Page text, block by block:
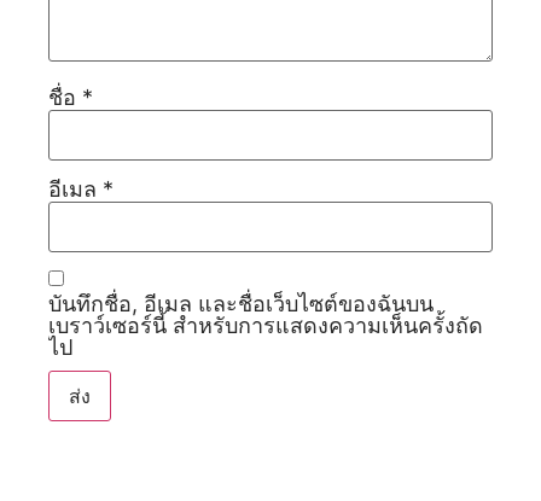
ชื่อ *
อีเมล *
บันทึกชื่อ, อีเมล และชื่อเว็บไซต์ของฉันบน
เบราว์เซอร์นี้ สำหรับการแสดงความเห็นครั้งถัด
ไป